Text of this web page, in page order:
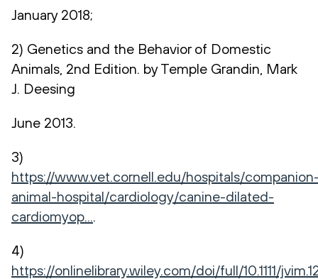
January 2018;
2) Genetics and the Behavior of Domestic
Animals, 2nd Edition. by Temple Grandin, Mark
J. Deesing
June 2013.
3)
https://www.vet.cornell.edu/hospitals/
animal-hospital/cardiology/canine-dilated-
cardiomyop...
4)
https://onlinelibrary.wiley.com/doi/full/10.1111/